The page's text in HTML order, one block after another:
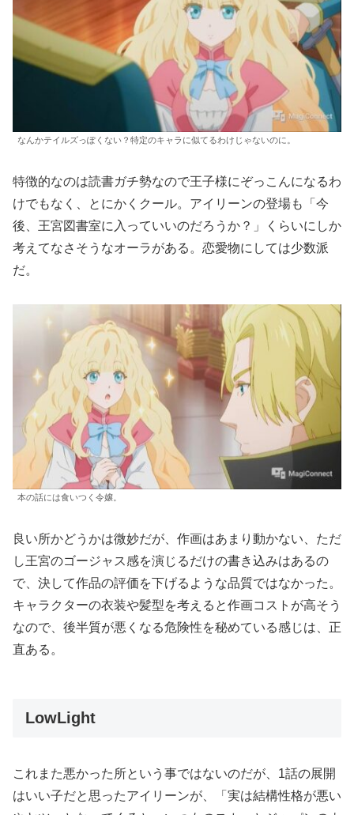
なんかテイルズっぽくない？特定のキャラに似てるわけじゃないのに。
特徴的なのは読書ガチ勢なので王子様にぞっこんになるわ
けでもなく、とにかくクール。アイリーンの登場も「今
後、王宮図書室に入っていいのだろうか？」くらいにしか
考えてなさそうなオーラがある。恋愛物にしては少数派
だ。
本の話には食いつく令嬢。
良い所かどうかは微妙だが、作画はあまり動かない、ただ
し王宮のゴージャス感を演じるだけの書き込みはあるの
で、決して作品の評価を下げるような品質ではなかった。
キャラクターの衣装や髪型を考えると作画コストが高そう
なので、後半質が悪くなる危険性を秘めている感じは、正
直ある。
LowLight
これまた悪かった所という事ではないのだが、1話の展開
はいい子だと思ったアイリーンが、「実は結構性格が悪い